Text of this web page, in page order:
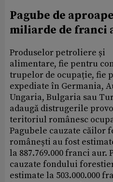
Pagube de
miliarde de franci
Produselor petroliere și
alimentare, fie pentru
trupelor de ocupație, fie
expediate în Germania,
Ungaria, Bulgaria sau
adaugă distrugerile
teritoriul românesc
Pagubele cauzate căilor
românești au fost
la 887.769.000 franci aur.
cauzate fondului
estimate la 503.000.000